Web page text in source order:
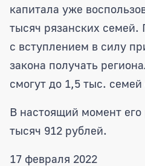
капитала уже
тысяч рязанских семей.
с вступлением в силу
закона получать
смогут до 1,5 тыс.
В настоящий момент его
тысяч 912 рублей.
17 февраля 2022